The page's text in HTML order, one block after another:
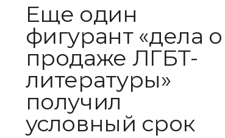
Еще один
фигурант «дела о
продаже ЛГБТ-
литературы»
получил
условный срок